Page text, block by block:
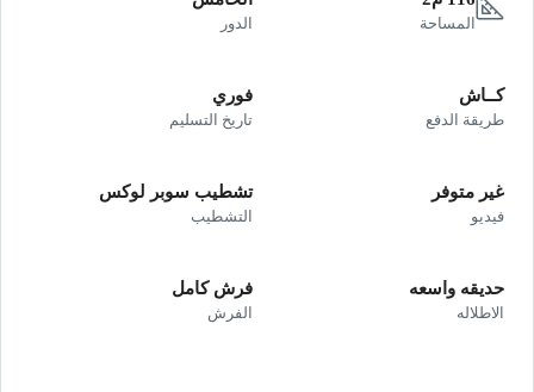
المساحة الدور
كــاش
طريقة الدفع
فوري
تاريخ التسليم
غير متوفر
فيديو
تشطيب سوبر لوكس
التشطيب
حديقه واسعه
الاطلاله
فرش كامل
الفرش